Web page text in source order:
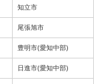
知立市
尾張旭市
豊明市(愛知中部)
日進市(愛知中部)